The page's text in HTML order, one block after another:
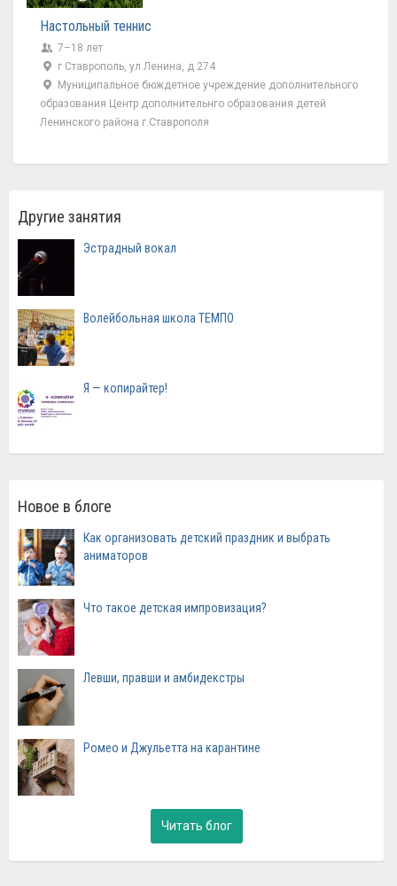
Настольный теннис
7–18 лет
г Ставрополь, ул Ленина, д 274
Муниципальное бюждетное учреждение дополнительного
образования Центр дополнительнго образования детей
Ленинского района г.Ставрополя
Другие занятия
Эстрадный вокал
Волейбольная школа ТЕМПО
Я — копирайтер!
Новое в блоге
Как организовать детский праздник и выбрать
аниматоров
Что такое детская импровизация?
Левши, правши и амбидекстры
Ромео и Джульетта на карантине
Читать блог